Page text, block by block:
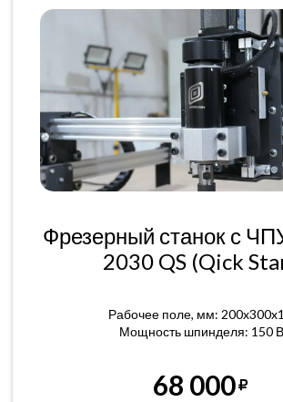
Фрезерный станок с
2030 QS (Qick
Рабочее поле, мм:
Мощность шпинделя: 150
68 000